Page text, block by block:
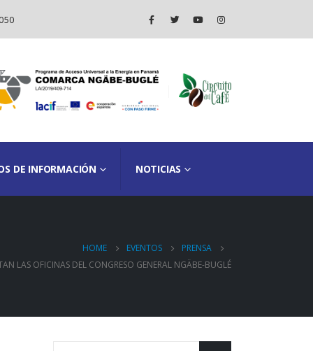
DE INFORMACIÓN NOTICIAS
HOME EVENTOS
PRENSA
LAS OFICINAS DEL CONGRESO GENERAL NGÄBE-BUGLÉ